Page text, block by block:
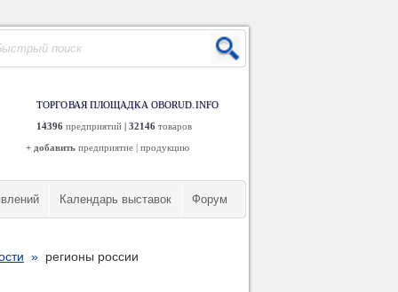
ТОРГОВАЯ ПЛОЩАДКА OBORUD.INFO
14396 предприятий | 32146 товаров
+ добавить предприятие | продукцию
Календарь выставок Форум
» регионы россии